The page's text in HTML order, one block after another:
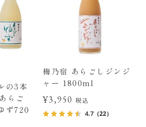
の3本
らご
ず720
梅乃宿 あらごしジンジ
ャー 1800ml
¥3,950 税込
4.7 （22）